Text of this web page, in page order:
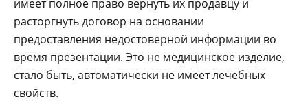
имеет полное право вернуть их продавцу и
расторгнуть договор на основании
предоставления недостоверной информации во
время презентации. Это не медицинское изделие,
стало быть, автоматически не имеет лечебных
свойств.